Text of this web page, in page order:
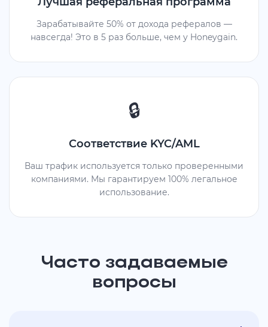
Зарабатывайте 50% от дохода рефералов —
навсегда! Это в 5 раз больше, чем у Honeygain.
🔒
Соответствие KYC/AML
Ваш трафик используется только проверенными
компаниями. Мы гарантируем 100% легальное
использование.
Часто задаваемые
вопросы